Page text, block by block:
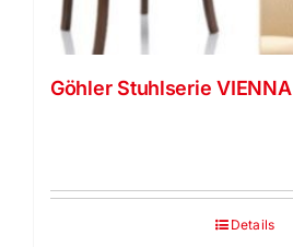
Göhler Stuhlserie VIENNA
Details